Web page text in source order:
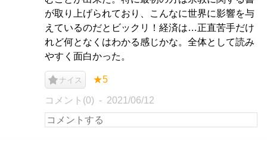
が取り上げられており、こんなに世界に影響を与
えているのだとビックリ！経済は…正直苦手だけ
れど何となくはわかる感じかな。全体として読み
やすく面白かった。
ナイス ★5
コメント(0) 2021/06/12